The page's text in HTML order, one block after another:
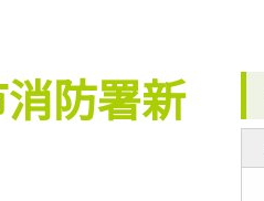
防署新